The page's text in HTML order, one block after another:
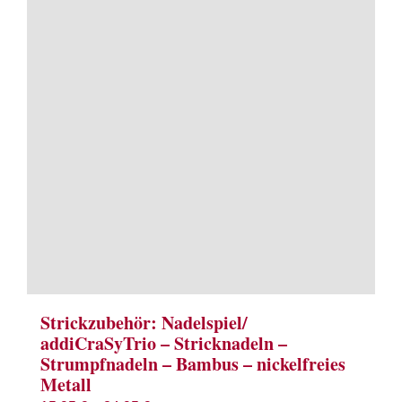
Strickzubehör: Nadelspiel/
addiCraSyTrio – Stricknadeln –
Strumpfnadeln – Bambus – nickelfreies
Metall